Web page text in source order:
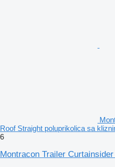
Roof Straight poluprikolica sa
6
Montracon Trailer